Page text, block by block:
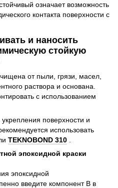
означает возможность
контакта поверхности с
и наносить
стойкую
от пыли, грязи, масел,
раствора и основана.
с использованием
поверхности и
использовать
TEKNOBOND 310
эпоксидной краски
эпоксидной
введите компонент B в